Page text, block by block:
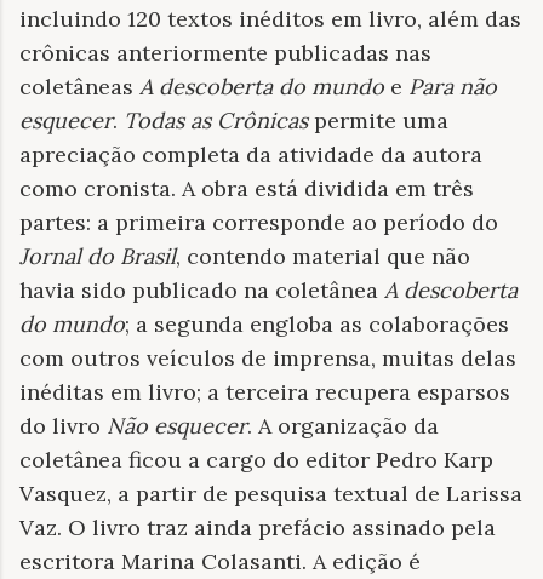
incluindo 120 textos inéditos em livro, além das
crônicas anteriormente publicadas nas
coletâneas A descoberta do mundo e Para não
esquecer. Todas as Crônicaspermite uma
apreciação completa da atividade da autora
como cronista. A obra está dividida em três
partes: a primeira corresponde ao período do
Jornal do Brasil, contendo material que não
havia sido publicado na coletânea A descoberta
do mundo; a segunda engloba as colaborações
com outros veículos de imprensa, muitas delas
inéditas em livro; a terceira recupera esparsos
do livro Não esquecer. A organização da
coletânea ficou a cargo do editor Pedro Karp
Vasquez, a partir de pesquisa textual de Larissa
Vaz. O livro traz ainda prefácio assinado pela
escritora Marina Colasanti. A edição é